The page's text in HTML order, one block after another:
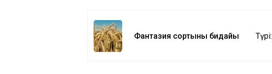
Фантазия сортының бидайы Түрі: